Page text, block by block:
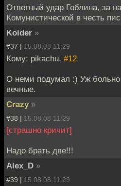
Ответный удар Гоблина, за
Комунистической в честь
Kolder »
#37 | 15.08.08 11:29
Кому: pikachu, #12
О неми подумал :) Уж
вечные.
Crazy »
#38 | 15.08.08 11:29
[страшно кричит]
Надо брать две!!!
Alex_D »
#39 | 15.08.08 11:29